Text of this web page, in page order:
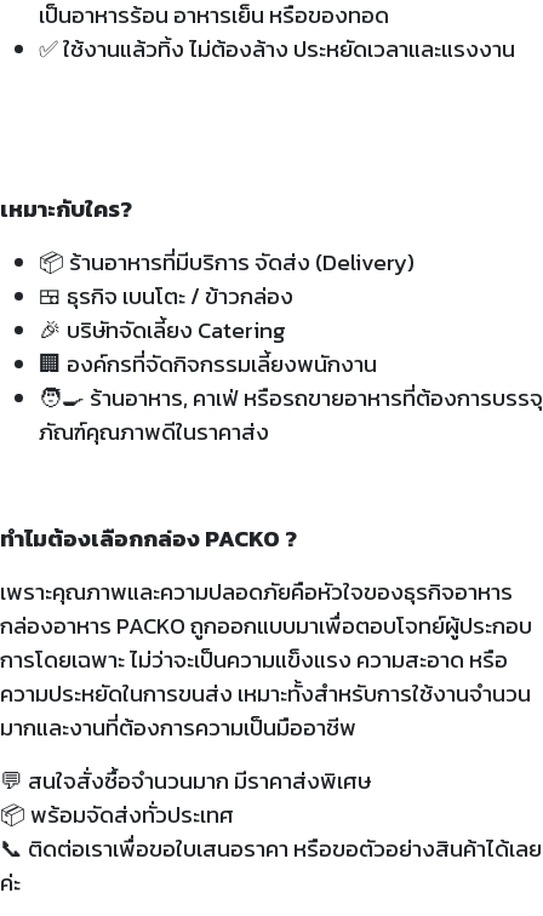
เป็นอาหารร้อน อาหารเย็น หรือของทอด
✅ใช้งานแล้วทิ้ง ไม่ต้องล้าง ประหยัดเวลาและแรงงาน
เหมาะกับใคร?
📦 ร้านอาหารที่มีบริการ จัดส่ง (Delivery)
🍱 ธุรกิจ เบนโตะ / ข้าวกล่อง
🎉 บริษัทจัดเลี้ยง Catering
🏢 องค์กรที่จัดกิจกรรมเลี้ยงพนักงาน
🧑‍🍳 ร้านอาหาร, คาเฟ่ หรือรถขายอาหารที่ต้องการบรรจุ
ภัณฑ์คุณภาพดีในราคาส่ง
ทำไมต้องเลือกกล่อง PACKO ?
เพราะคุณภาพและความปลอดภัยคือหัวใจของธุรกิจอาหาร
กล่องอาหาร PACKO ถูกออกแบบมาเพื่อตอบโจทย์ผู้ประกอบ
การโดยเฉพาะ ไม่ว่าจะเป็นความแข็งแรง ความสะอาด หรือ
ความประหยัดในการขนส่ง เหมาะทั้งสำหรับการใช้งานจำนวน
มากและงานที่ต้องการความเป็นมืออาชีพ
💬 สนใจสั่งซื้อจำนวนมาก มีราคาส่งพิเศษ
📦พร้อมจัดส่งทั่วประเทศ
📞 ติดต่อเราเพื่อขอใบเสนอราคา หรือขอตัวอย่างสินค้าได้เลย
ค่ะ